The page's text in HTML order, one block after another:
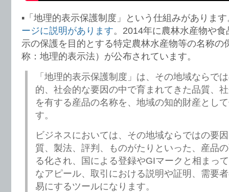
▪️「地理的表示保護制度」という仕組みがあります
ージに説明があります。2014年に農林水産物や
示の保護を目的とする特定農林水産物等の名称の
称：地理的表示法）が公布されています。
「地理的表示保護制度」は、その地域ならで
的、社会的な要因の中で育まれてきた品質、
を有する産品の名称を、地域の知的財産とし
す。
ビジネスにおいては、その地域ならではの要
質、製法、評判、ものがたりといった、産品
る化され、国による登録やGIマークと相まっ
なアピール、取引における説明や証明、需要
易にするツールになります。